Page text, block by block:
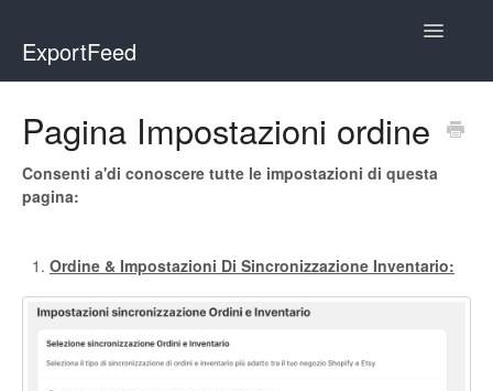
ExportFeed
Toggle
Faire Integration
Wix-Faire
Affiliate Marketplace
Pagina Impostazioni ordine
Consenti a'di conoscere tutte le impostazioni di questa
pagina:
Ordine & Impostazioni Di Sincronizzazione Inventario: